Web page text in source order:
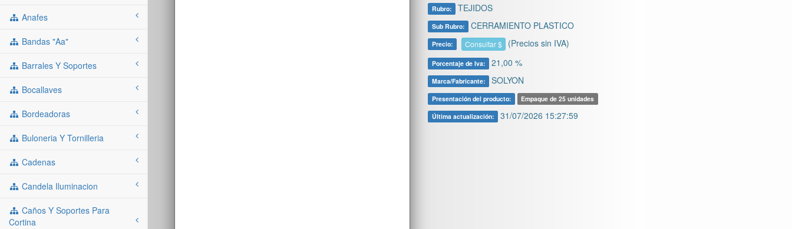
Anafes
Bandas "aa"
Barrales Y Soportes
Bocallaves
Bordeadoras
Buloneria Y Tornilleria
Cadenas
Candela Iluminacion
Caños Y Soportes Para
Cortina
Rubro: TEJIDOS
Sub Rubro: CERRAMIENTO PLASTICO
Precio: Consultar $ (Precios sin IVA)
Porcentaje de Iva: 21,00 %
Marca/Fabricante: SOLYON
Presentación del producto:
Empaque de 25 unidades
Última actualización:
31/07/2026 15:27:59